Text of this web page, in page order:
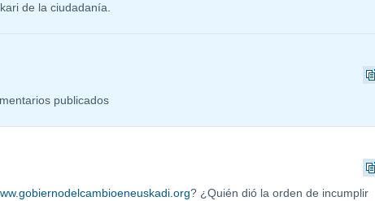
de la ciudadanía.
publicados
? ¿Quién dió la orden de incumplir